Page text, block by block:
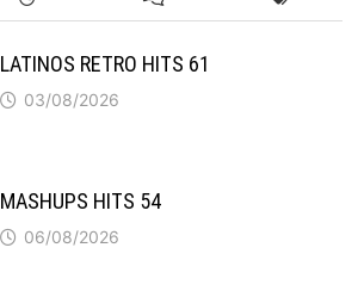
LATINOS RETRO HITS 61
03/08/2026
MASHUPS HITS 54
06/08/2026